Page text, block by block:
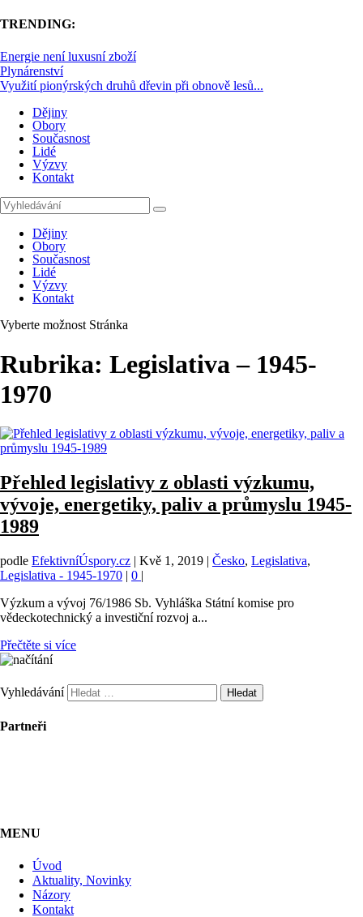
TRENDING:
Energie není luxusní zboží
Plynárenství
Využití pionýrských druhů dřevin při obnově lesů...
Dějiny
Obory
Současnost
Lidé
Výzvy
Kontakt
Dějiny
Obory
Současnost
Lidé
Výzvy
Kontakt
Vyberte možnost Stránka
Rubrika: Legislativa – 1945-
1970
Přehled legislativy z oblasti výzkumu,
vývoje, energetiky, paliv a průmyslu 1945-
1989
podle EfektivníÚspory.cz | Kvě 1, 2019 | Česko, Legislativa,
Legislativa - 1945-1970 | 0 |
Výzkum a vývoj 76/1986 Sb. Vyhláška Státní komise pro
vědeckotechnický a investiční rozvoj a...
Přečtěte si více
Vyhledávání
Partneři
MENU
Úvod
Aktuality, Novinky
Názory
Kontakt